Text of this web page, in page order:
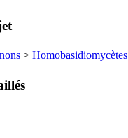
> Homobasidiomycètes